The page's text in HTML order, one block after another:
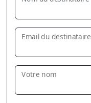
Email du destinataire
Votre nom